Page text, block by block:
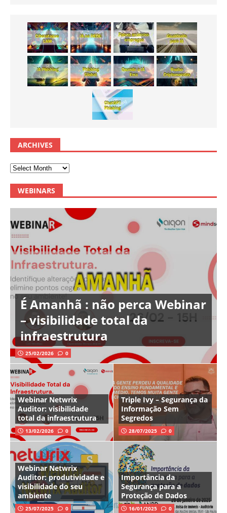
ARCHIVES
WEBINARS
É Amanhã : não perca Webinar
– visibilidade total da
infraestrutura
25/02/2026 0
Webinar Netwrix
Auditor: visibilidade
total da infraestrutura
13/02/2026 0
Triple Ivy – Segurança da
Informação Sem
Segredos
28/07/2025 0
Webinar Netwrix
Auditor: produtividade e
visibilidade do seu
ambiente
25/07/2025 0
Importância da
Segurança para a
Proteção de Dados
16/01/2025 0